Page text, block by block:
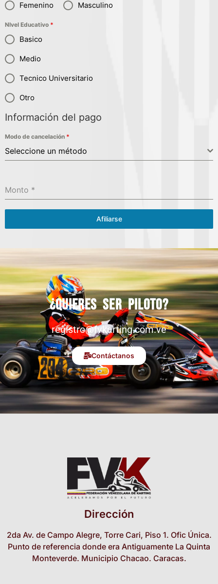
Femenino Masculino
NIvel Educativo *
Basico
Medio
Tecnico Universitario
Otro
Información del pago
Modo de cancelación *
Seleccione un método
Monto *
Afiliarse
¿Quieres ser piloto?
registro@fvkarting.com.ve
Contáctanos
Dirección
2da Av. de Campo Alegre, Torre Cari, Piso 1. Ofic Única.
Punto de referencia donde era Antiguamente La Quinta
Monteverde. Municipio Chacao. Caracas.